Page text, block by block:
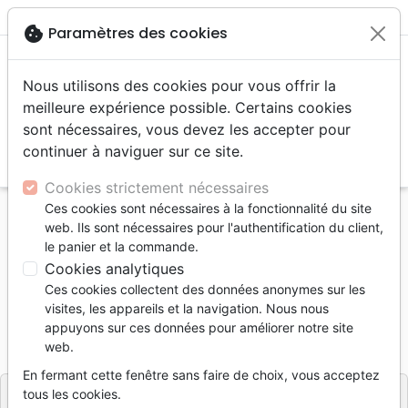
menu
Accueil Livres Doctrine
Israël
Fêtes de l'Éternel (Les)
Les Fêtes de l'Éternel
Auteur :Doris Lévi Alvarès
RéférenceEMET4614 EAN9791097546144
Editeur Éditions Emeth
cookie Paramètres des cookies
Nous utilisons des cookies pour vous offrir la
meilleure expérience possible. Certains cookies
sont nécessaires, vous devez les accepter pour
continuer à naviguer sur ce site.
Cookies strictement nécessaires
Ces cookies sont nécessaires à la fonctionnalité du site
web. Ils sont nécessaires pour l'authentification du client,
le panier et la commande.
Cookies analytiques
Ces cookies collectent des données anonymes sur les
visites, les appareils et la navigation. Nous nous
appuyons sur ces données pour améliorer notre site
web.
En fermant cette fenêtre sans faire de choix, vous acceptez
tous les cookies.